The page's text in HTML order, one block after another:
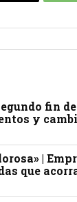
fin
y
|
que